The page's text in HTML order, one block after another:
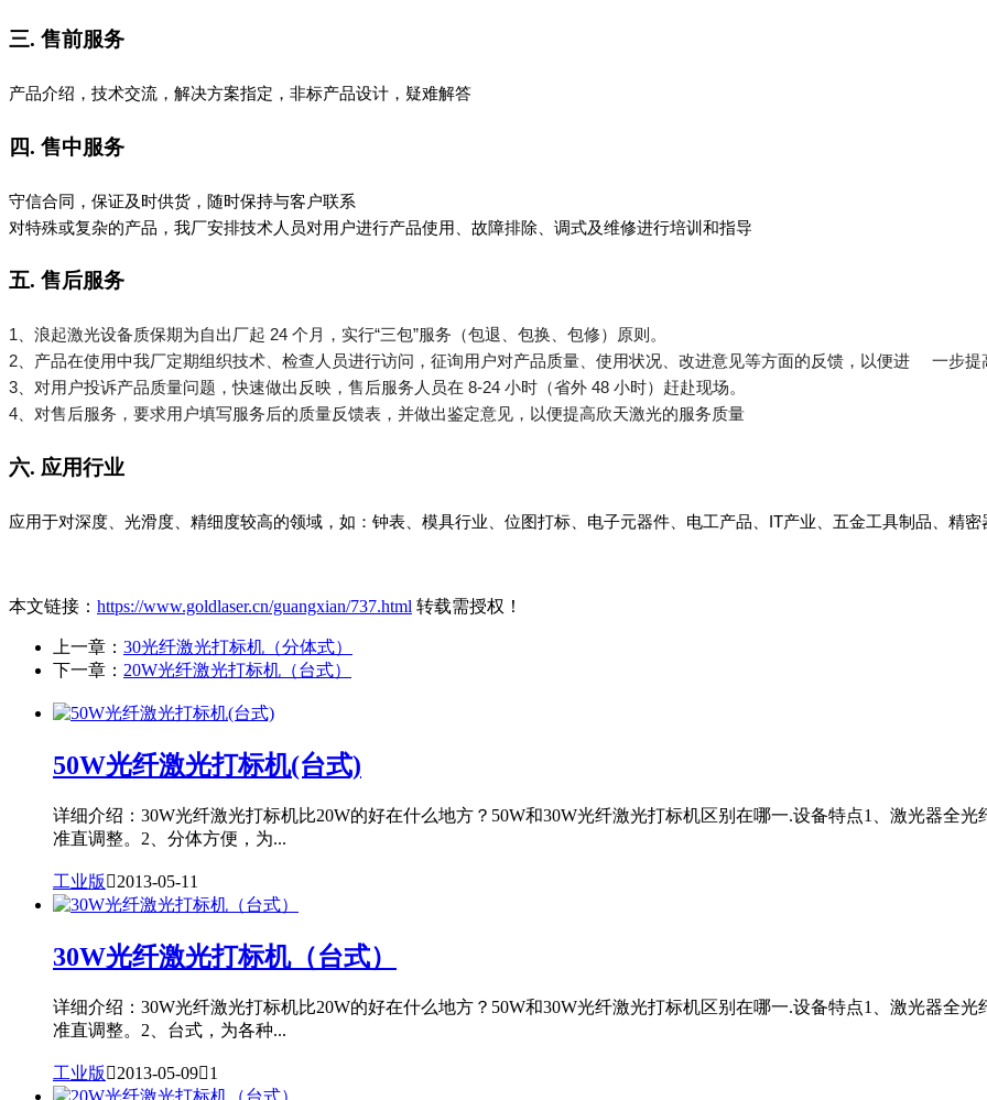
三. 售前服务
产品介绍，技术交流，解决方案指定，非标产品设计，疑难解答
四. 售中服务
守信合同，保证及时供货，随时保持与客户联系
对特殊或复杂的产品，我厂安排技术人员对用户进行产品使用、故障排除、调式及维修进行培训和指导
五. 售后服务
1、 浪起激光设备质保期为自出厂起 24 个月，实行“三包”服务（包退、包换、包修）原则。
2、 产品在使用中我厂定期组织技术、检查人员进行访问，征询用户对产品质量、使用状况、改进意见等方面的反馈，以便进 一步提
3、 对用户投诉产品质量问题，快速做出反映，售后服务人员在 8-24 小时（省外 48 小时）赶赴现场。
4、 对售后服务，要求用户填写服务后的质量反馈表，并做出鉴定意见，以便提高欣天激光的服务质量
六. 应用行业
应用于对深度、光滑度、精细度较高的领域，如：钟表、模具行业、位图打标、电子元器件、电工产品、IT产业、五金工具制品、精密
本文链接： https://www.goldlaser.cn/guangxian/737.html 转载需授权！
上一章： 30光纤激光打标机（分体式）
下一章： 20W光纤激光打标机（台式）
50W光纤激光打标机(台式)
详细介绍：30W光纤激光打标机比20W的好在什么地方？50W和30W光纤激光打标机区别在哪一.设备特点1、激光器全
准直调整。2、分体方便，为...
工业版 2013-05-11
30W光纤激光打标机（台式）
详细介绍：30W光纤激光打标机比20W的好在什么地方？50W和30W光纤激光打标机区别在哪一.设备特点1、激光器全
准直调整。2、台式，为各种...
工业版 2013-05-091